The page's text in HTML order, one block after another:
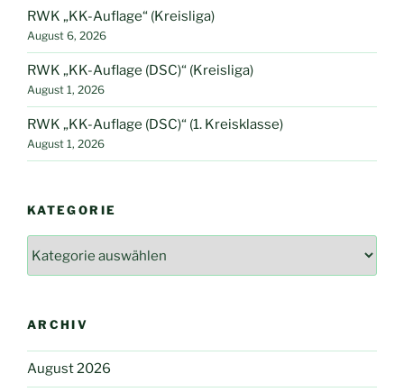
RWK „KK-Auflage“ (Kreisliga)
August 6, 2026
RWK „KK-Auflage (DSC)“ (Kreisliga)
August 1, 2026
RWK „KK-Auflage (DSC)“ (1. Kreisklasse)
August 1, 2026
KATEGORIE
ARCHIV
August 2026